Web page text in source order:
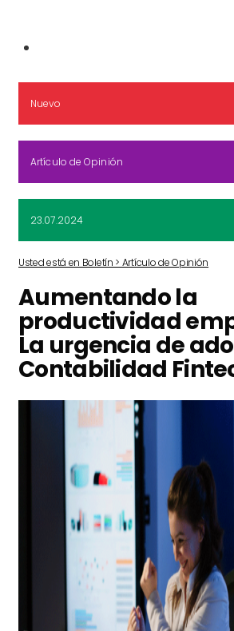
Nuevo
Artículo de Opinión
23.07.2024
Usted está en Boletín > Artículo de Opinión
Aumentando la
productividad
La urgencia de
Contabilidad